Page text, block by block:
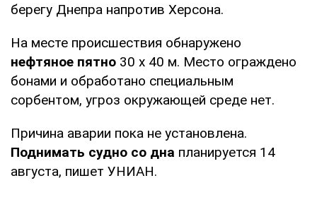
берегу Днепра напротив Херсона.
На месте происшествия обнаружено
нефтяное пятно 30 х 40 м. Место ограждено
бонами и обработано специальным
сорбентом, угроз окружающей среде нет.
Причина аварии пока не установлена.
Поднимать судно со дна планируется 14
августа, пишет УНИАН.